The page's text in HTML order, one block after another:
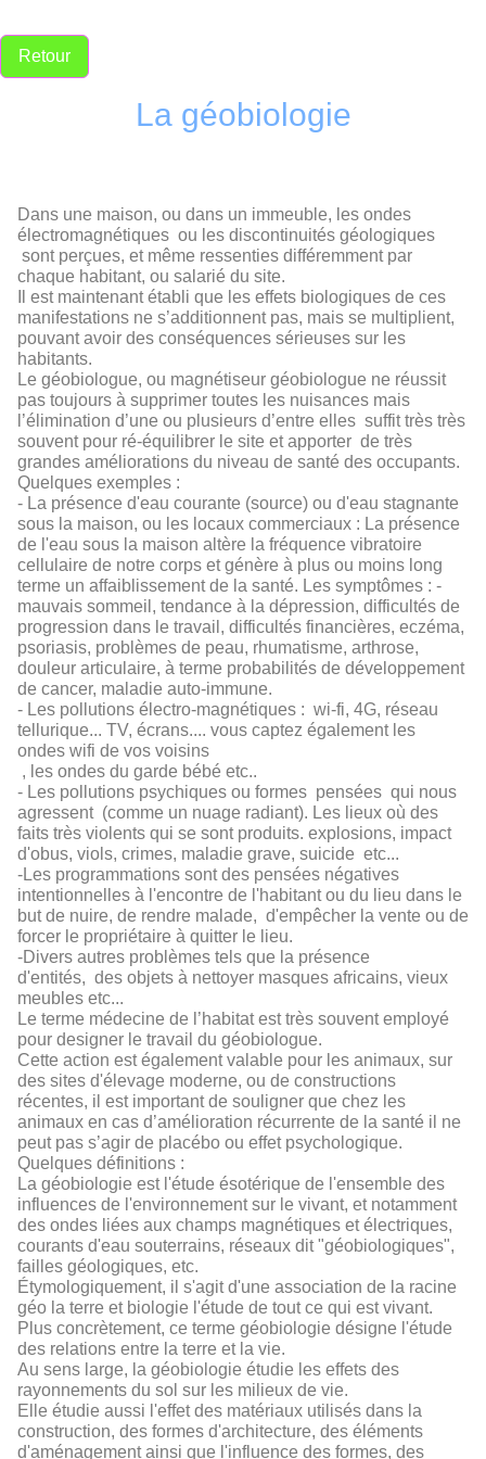
Retour
La géobiologie
Dans une maison, ou dans un immeuble, les ondes
électromagnétiques ou les discontinuités géologiques
sont perçues, et même ressenties différemment par
chaque habitant, ou salarié du site.
Il est maintenant établi que les effets biologiques de ces
manifestations ne s’additionnent pas, mais se multiplient,
pouvant avoir des conséquences sérieuses sur les
habitants.
Le géobiologue, ou magnétiseur géobiologue ne réussit
pas toujours à supprimer toutes les nuisances mais
l’élimination d’une ou plusieurs d’entre elles suffit très très
souvent pour ré-équilibrer le site et apporter de très
grandes améliorations du niveau de santé des occupants.
Quelques exemples :
- La présence d'eau courante (source) ou d'eau stagnante
sous la maison, ou les locaux commerciaux : La présence
de l'eau sous la maison altère la fréquence vibratoire
cellulaire de notre corps et génère à plus ou moins long
terme un affaiblissement de la santé. Les symptômes : -
mauvais sommeil, tendance à la dépression, difficultés de
progression dans le travail, difficultés financières, eczéma,
psoriasis, problèmes de peau, rhumatisme, arthrose,
douleur articulaire, à terme probabilités de développement
de cancer, maladie auto-immune.
- Les pollutions électro-magnétiques : wi-fi, 4G, réseau
tellurique... TV, écrans.... vous captez également les
ondes wifi de vos voisins
, les ondes du garde bébé etc..
- Les pollutions psychiques ou formes pensées qui nous
agressent (comme un nuage radiant). Les lieux où des
faits très violents qui se sont produits. explosions, impact
d'obus, viols, crimes, maladie grave, suicide etc...
-Les programmations sont des pensées négatives
intentionnelles à l'encontre de l'habitant ou du lieu dans le
but de nuire, de rendre malade, d'empêcher la vente ou de
forcer le propriétaire à quitter le lieu.
-Divers autres problèmes tels que la présence
d'entités, des objets à nettoyer masques africains, vieux
meubles etc...
Le terme médecine de l’habitat est très souvent employé
pour designer le travail du géobiologue.
Cette action est également valable pour les animaux, sur
des sites d'élevage moderne, ou de constructions
récentes, il est important de souligner que chez les
animaux en cas d’amélioration récurrente de la santé il ne
peut pas s’agir de placébo ou effet psychologique.
Quelques définitions :
La géobiologie est l'étude ésotérique de l'ensemble des
influences de l'environnement sur le vivant, et notamment
des ondes liées aux champs magnétiques et électriques,
courants d'eau souterrains, réseaux dit "géobiologiques",
failles géologiques, etc.
Étymologiquement, il s'agit d'une association de la racine
géo la terre et biologie l'étude de tout ce qui est vivant.
Plus concrètement, ce terme géobiologie désigne l'étude
des relations entre la terre et la vie.
Au sens large, la géobiologie étudie les effets des
rayonnements du sol sur les milieux de vie.
Elle étudie aussi l'effet des matériaux utilisés dans la
construction, des formes d'architecture, des éléments
d'aménagement ainsi que l'influence des formes, des